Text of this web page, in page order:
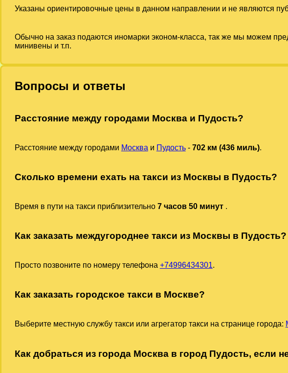
Указаны ориентировочные цены в данном направлении и не являются
Обычно на заказ подаются иномарки эконом-класса, так же мы можем
минивены и т.п.
Вопросы и ответы
Расстояние между городами Москва и Пудость?
Расстояние между городами Москва и Пудость- 702 км (436 миль).
Сколько времени ехать на такси из Москвы в Пудость?
Время в пути на такси приблизительно 7 часов 50 минут .
Как заказать междугороднее такси из Москвы в Пудость?
Просто позвоните по номеру телефона +74996434301.
Как заказать городское такси в Москве?
Выберите местную службу такси или агрегатор такси на странице города:
Как добраться из города Москва в город Пудость, если